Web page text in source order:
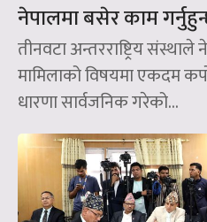
नेपालमा बसेर काम
तीनवटा अन्तरराष्ट्रिय
मामिलाको विषयमा एकदम
धारणा सार्वजनिक गरेको...